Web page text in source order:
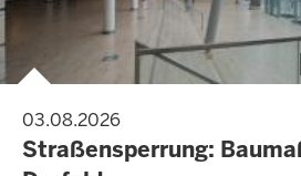
03.08.2026
Straßensperrung: